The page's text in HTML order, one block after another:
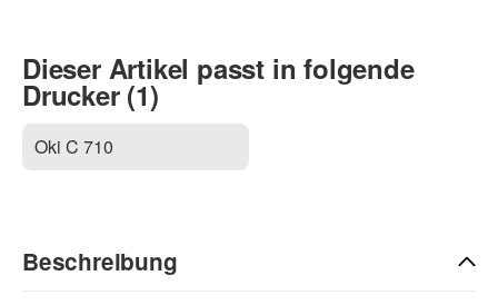
Dieser Artikel passt in folgende
Drucker (1)
Oki C 710
Beschreibung